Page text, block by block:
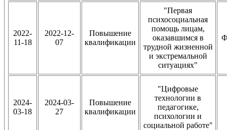
2022-
11-18
2022-12-
07
Повышение
квалификации
"Первая
психосоциальная
помощь лицам,
оказавшимся в
трудной жизненной
и экстремальной
ситуациях"
2024-
03-18
2024-03-
27
Повышение
квалификации
"Цифровые
технологии в
педагогике,
психологии и
социальной работе"